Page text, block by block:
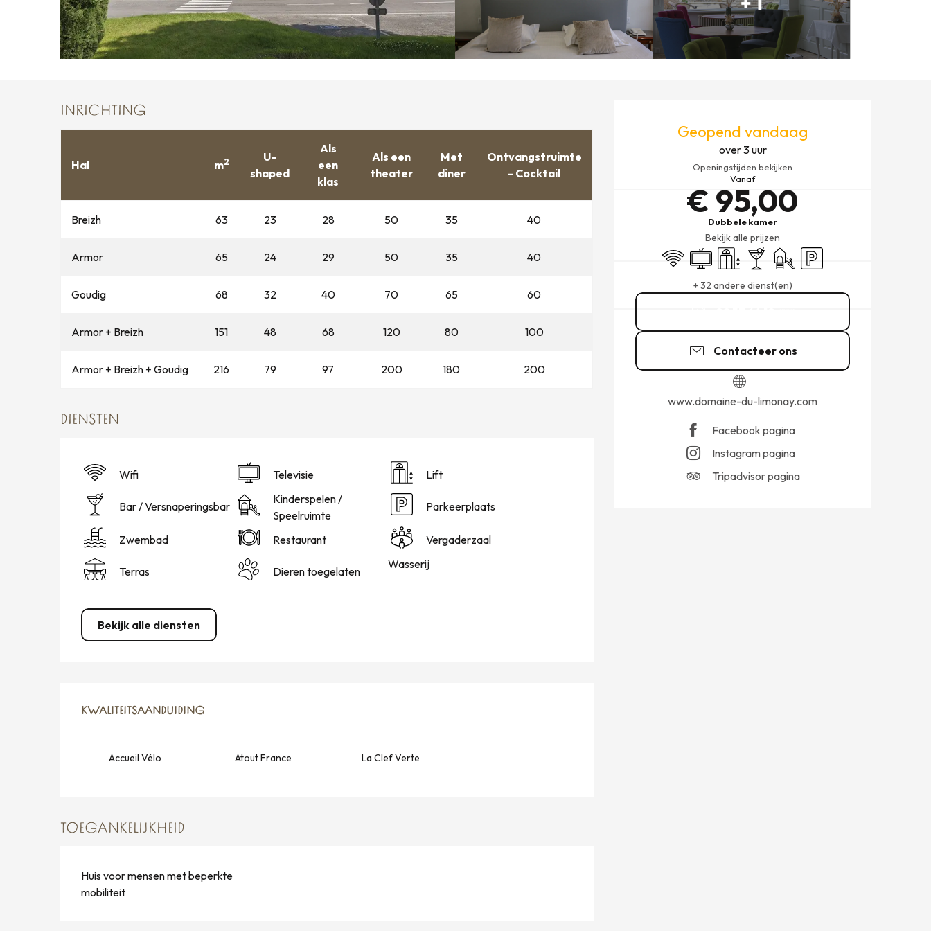
Geopend vandaag
over 3 uur
Openingstijden bekijken
Vanaf
€ 95,00
Dubbele kamer
Bekijk alle prijzen
Wifi Televisie
Lift Bar / Versnaperingsbar
Kinderspelen / Speelruimte
Parkeerplaats
+ 32 andere dienst(en)
Contacteer ons
www.domaine-du-limonay.com
Facebook pagina
Instagram pagina
Tripadvisor pagina
INRICHTING
Hal m2
U-
shaped
Als
een
klas
Als een
theater
Met
diner
Ontvangstruimte
- Cocktail
Breizh 63 23 28 50 35 40
Armor 65 24 29 50 35 40
Goudig 68 32 40 70 65 60
Armor + Breizh 151 48 68 120 80 100
Armor + Breizh + Goudig 216 79 97 200 180 200
DIENSTEN
Wifi Televisie Lift
Bar / Versnaperingsbar
Kinderspelen /
Speelruimte
Parkeerplaats
Zwembad Restaurant Vergaderzaal
Terras Dieren toegelaten
Wasserij
Bekijk alle diensten
DIENSTVERLENING
KWALITEITSAANDUIDING
KWALITEITSAANDUIDING
Accueil Vélo Atout France La Clef Verte
TOEGANKELIJKHEID
Huis voor mensen met beperkte
mobiliteit